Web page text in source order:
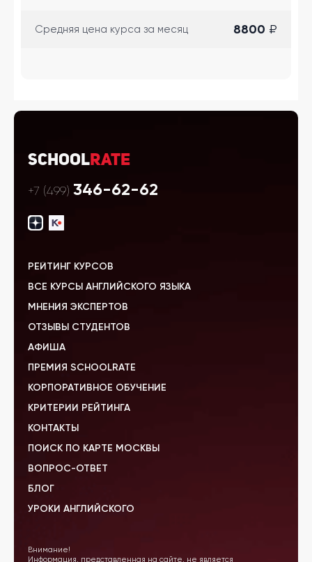
Cредняя цена курса за месяц 8800 ₽
SchoolRate
+7 (499) 346-62-62
РЕЙТИНГ КУРСОВ
ВСЕ КУРСЫ АНГЛИЙСКОГО ЯЗЫКА
МНЕНИЯ ЭКСПЕРТОВ
ОТЗЫВЫ СТУДЕНТОВ
АФИША
ПРЕМИЯ SCHOOLRATE
КОРПОРАТИВНОЕ ОБУЧЕНИЕ
КРИТЕРИИ РЕЙТИНГА
КОНТАКТЫ
ПОИСК ПО КАРТЕ МОСКВЫ
ВОПРОС-ОТВЕТ
БЛОГ
УРОКИ АНГЛИЙСКОГО
Внимание!
Информация, представленная на сайте, не является